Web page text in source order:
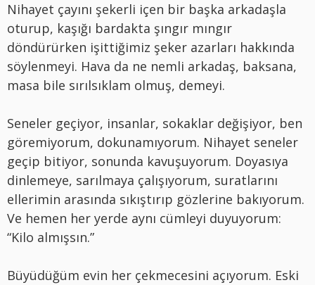
Nihayet çayını şekerli içen bir başka arkadaşla
oturup, kaşığı bardakta şıngır mıngır
döndürürken işittiğimiz şeker azarları hakkında
söylenmeyi. Hava da ne nemli arkadaş, baksana,
masa bile sırılsıklam olmuş, demeyi.
Seneler geçiyor, insanlar, sokaklar değişiyor, ben
göremiyorum, dokunamıyorum. Nihayet seneler
geçip bitiyor, sonunda kavuşuyorum. Doyasıya
dinlemeye, sarılmaya çalışıyorum, suratlarını
ellerimin arasında sıkıştırıp gözlerine bakıyorum.
Ve hemen her yerde aynı cümleyi duyuyorum:
“Kilo almışsın.”
Büyüdüğüm evin her çekmecesini açıyorum. Eski